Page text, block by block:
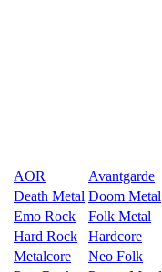
AOR Avantgarde
Death Metal Doom Metal
Emo Rock Folk Metal
Hard Rock Hardcore
Metalcore Neo Folk